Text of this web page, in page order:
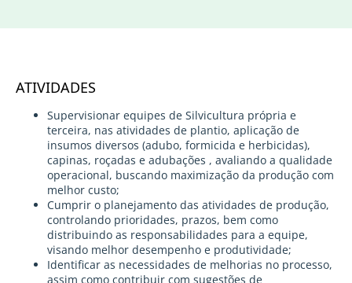
ATIVIDADES
Supervisionar equipes de Silvicultura própria e
terceira, nas atividades de plantio, aplicação de
insumos diversos (adubo, formicida e herbicidas),
capinas, roçadas e adubações , avaliando a qualidade
operacional, buscando maximização da produção com
melhor custo;
Cumprir o planejamento das atividades de produção,
controlando prioridades, prazos, bem como
distribuindo as responsabilidades para a equipe,
visando melhor desempenho e produtividade;
Identificar as necessidades de melhorias no processo,
assim como contribuir com sugestões de